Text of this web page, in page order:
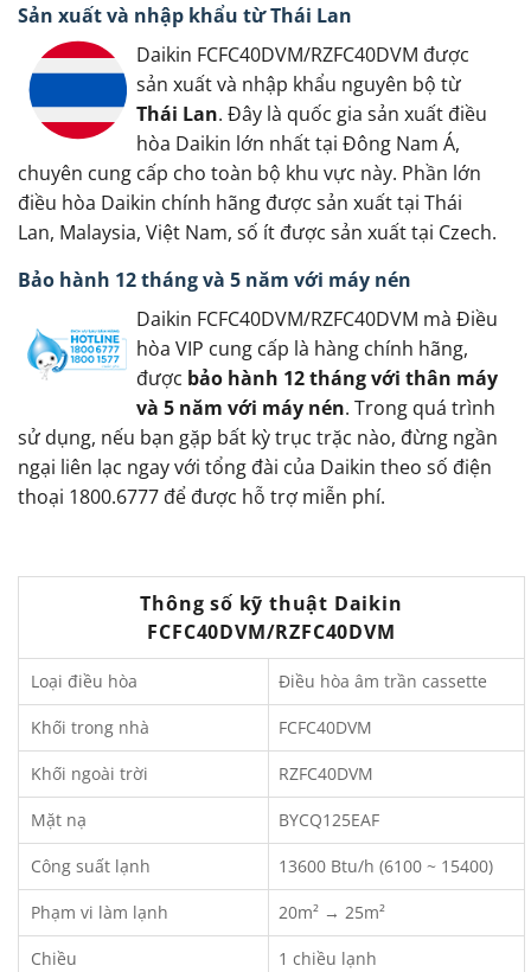
Sản xuất và nhập khẩu từ Thái Lan
Daikin FCFC40DVM/RZFC40DVM được
sản xuất và nhập khẩu nguyên bộ từ
Thái Lan. Đây là quốc gia sản xuất điều
hòa Daikin lớn nhất tại Đông Nam Á,
chuyên cung cấp cho toàn bộ khu vực này. Phần lớn
điều hòa Daikin chính hãng được sản xuất tại Thái
Lan, Malaysia, Việt Nam, số ít được sản xuất tại Czech.
Bảo hành 12 tháng và 5 năm với máy nén
Daikin FCFC40DVM/RZFC40DVM mà Điều
hòa VIP cung cấp là hàng chính hãng,
được bảo hành 12 tháng với thân máy
và 5 năm với máy nén. Trong quá trình
sử dụng, nếu bạn gặp bất kỳ trục trặc nào, đừng ngần
ngại liên lạc ngay với tổng đài của Daikin theo số điện
thoại 1800.6777 để được hỗ trợ miễn phí.
Thông số kỹ thuật Daikin
FCFC40DVM/RZFC40DVM
Loại điều hòa Điều hòa âm trần cassette
Khối trong nhà FCFC40DVM
Khối ngoài trời RZFC40DVM
Mặt nạ BYCQ125EAF
Công suất lạnh 13600 Btu/h (6100 ~ 15400)
Phạm vi làm lạnh 20m² → 25m²
Chiều 1 chiều lạnh